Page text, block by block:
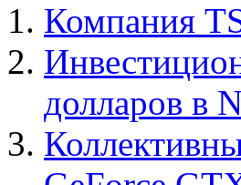
Компания
долларов в